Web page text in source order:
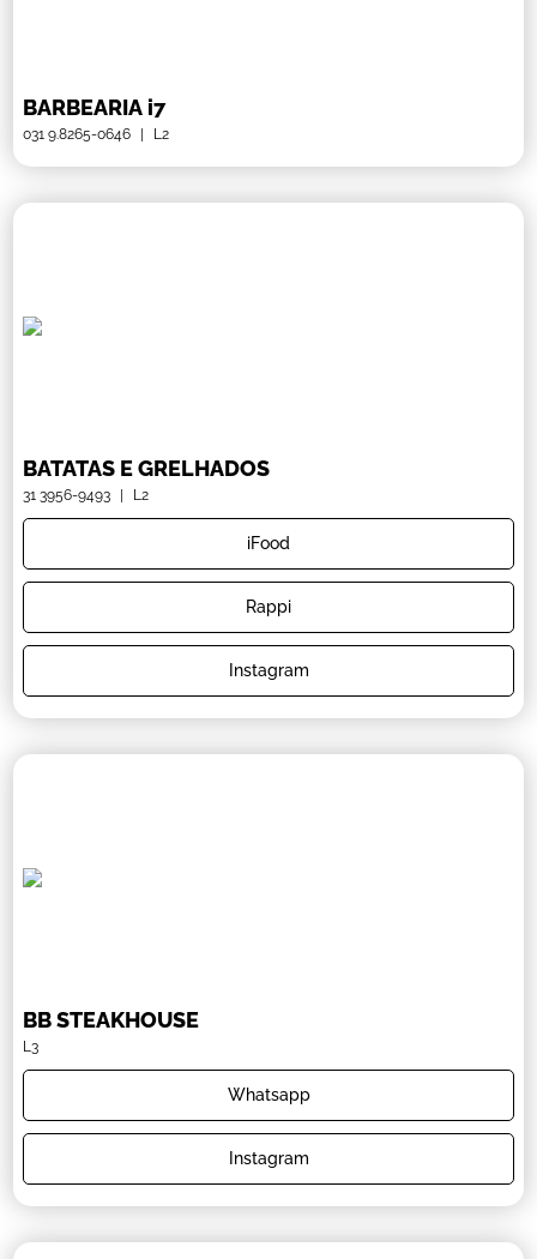
BARBEARIA i7
031 9.8265-0646 | L2
BATATAS E GRELHADOS
31 3956-9493 | L2
iFood
Rappi
Instagram
BB STEAKHOUSE
L3
Whatsapp
Instagram